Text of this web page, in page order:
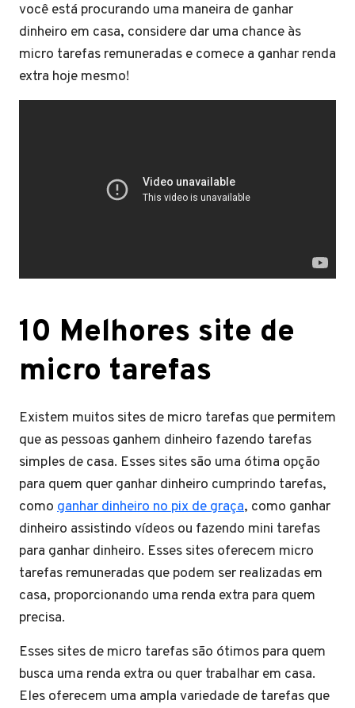
você está procurando uma maneira de ganhar
dinheiro em casa, considere dar uma chance às
micro tarefas remuneradas e comece a ganhar renda
extra hoje mesmo!
10 Melhores site de
micro tarefas
Existem muitos sites de micro tarefas que permitem
que as pessoas ganhem dinheiro fazendo tarefas
simples de casa. Esses sites são uma ótima opção
para quem quer ganhar dinheiro cumprindo tarefas,
como ganhar dinheiro no pix de graça, como ganhar
dinheiro assistindo vídeos ou fazendo mini tarefas
para ganhar dinheiro. Esses sites oferecem micro
tarefas remuneradas que podem ser realizadas em
casa, proporcionando uma renda extra para quem
precisa.
Esses sites de micro tarefas são ótimos para quem
busca uma renda extra ou quer trabalhar em casa.
Eles oferecem uma ampla variedade de tarefas que